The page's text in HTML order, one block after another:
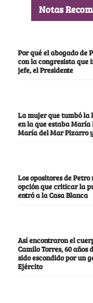
Notas
Por qué el abogado de
con la congresista que
jefe, el Presidente
La mujer que tumbó la
en la que estaba María
María del Mar Pizarro
Los opositores de
opción que criticar la
entró a la Casa Blanca
Así encontraron el
Camilo Torres, 60 años
sido escondido por un
Ejército